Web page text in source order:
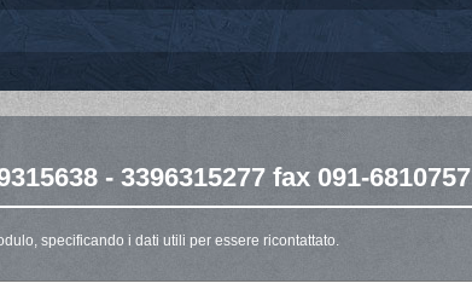
- 3396315277 fax 091-6810757
specificando i dati utili per essere ricontattato.